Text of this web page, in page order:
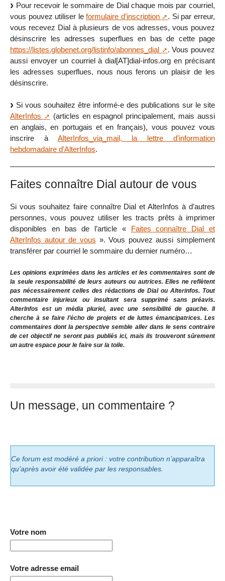
Pour recevoir le sommaire de Dial chaque mois par courriel,
vous pouvez utiliser leformulaire d’inscription
. Si par erreur,
vous recevez Dial à plusieurs de vos adresses, vous pouvez
désinscrire les adresses superflues en bas de cette page
https://listes.globenet.org/listinfo/abonnes_dial
. Vous pouvez
aussi envoyer un courriel à dial[AT]dial-infos.org en précisant
les adresses superflues, nous nous ferons un plaisir de les
désinscrire.
Si vous souhaitez être informé-e des publications sur le site
AlterInfos
(articles en espagnol principalement, mais aussi
en anglais, en portugais et en français), vous pouvez vous
inscrire à AlterInfos_via_mail, la lettre d’information
hebdomadaire d’AlterInfos.
Faites connaître Dial autour de vous
Si vous souhaitez faire connaître Dial et AlterInfos à d’autres
personnes, vous pouvez utiliser les tracts prêts à imprimer
disponibles en bas de l’article « Faites connaître Dial et
AlterInfos autour de vous ». Vous pouvez aussi simplement
transférer par courriel le sommaire du dernier numéro…
Les opinions exprimées dans les articles et les commentaires sont de
la seule responsabilité de leurs auteurs ou autrices. Elles ne reflètent
pas nécessairement celles des rédactions de Dial ou Alterinfos. Tout
commentaire injurieux ou insultant sera supprimé sans préavis.
AlterInfos est un média pluriel, avec une sensibilité de gauche. Il
cherche à se faire l’écho de projets et de luttes émancipatrices. Les
commentaires dont la perspective semble aller dans le sens contraire
de cet objectif ne seront pas publiés ici, mais ils trouveront sûrement
un autre espace pour le faire sur la toile.
Un message, un commentaire ?
Ce forum est modéré a priori : votre contribution n’apparaîtra
qu’après avoir été validée par les responsables.
Votre nom
Votre adresse email